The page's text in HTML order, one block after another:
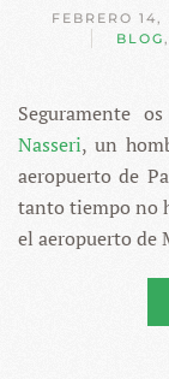
FEBRERO 14,
BLOG ,
Seguramente
Nasseri, un
aeropuerto de
tanto tiempo no
el aeropuerto de